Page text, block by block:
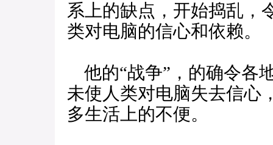
系上的缺点，开始捣乱，
类对电脑的信心和依赖。
他的“战争”，的确令各
未使人类对电脑失去信心
多生活上的不便。